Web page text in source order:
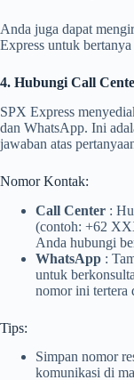
Anda juga dapat
Express untuk
4. Hubungi Call
SPX Express
dan WhatsApp. Ini
jawaban atas
Nomor Kontak:
Call Center :
(contoh: +62
Anda hubungi
WhatsApp :
untuk
nomor ini tertera
Tips:
Simpan nomor
komunikasi di